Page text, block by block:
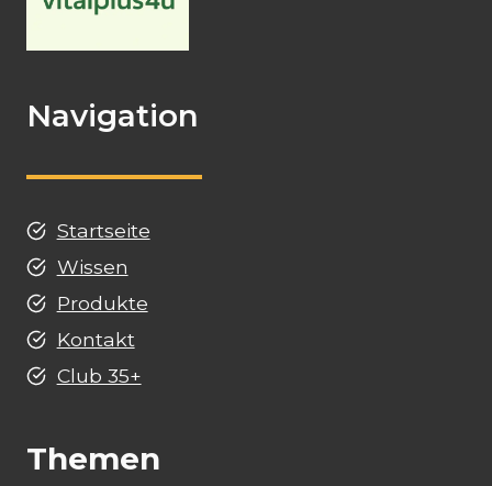
Navigation
Startseite
Wissen
Produkte
Kontakt
Club 35+
Themen